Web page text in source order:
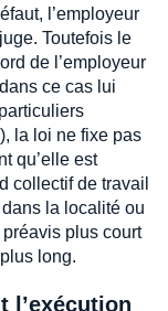
l’employeur
Toutefois le
de l’employeur
ce cas lui
la loi ne fixe pas
qu’elle est
collectif de travail
la localité ou
plus court
long.
l’exécution